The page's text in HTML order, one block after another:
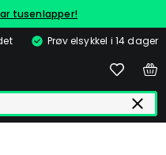
tusenlapper!
Prøv elsykkel i 14 dager